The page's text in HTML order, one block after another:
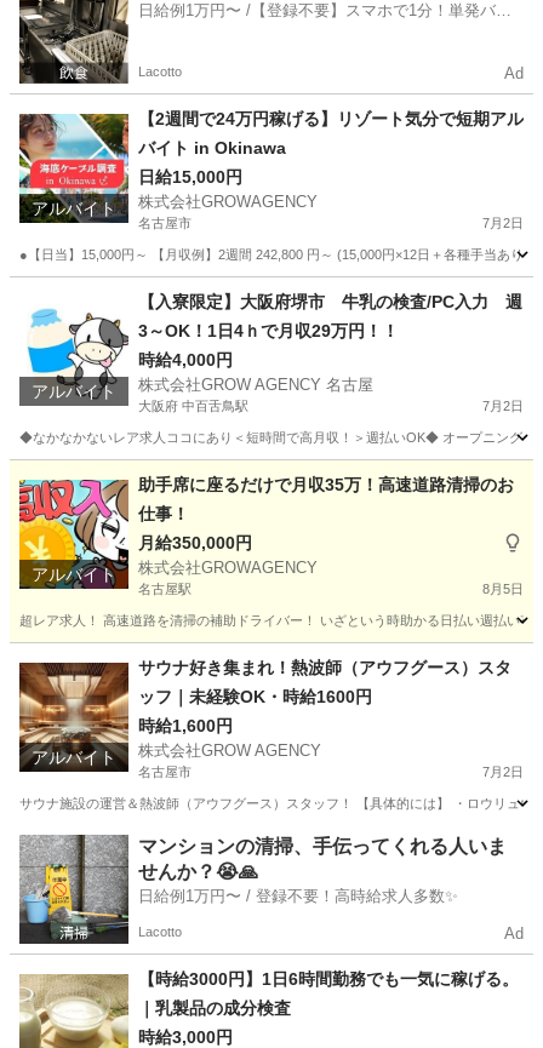
日給例1万円〜 /【登録不要】スマホで1分！単発バイ
Lacotto Ad
アルバイト
【2週間で24万円稼げる】リゾート気分で短期アル
バイト in Okinawa
日給15,000円
株式会社GROWAGENCY
名古屋市 7月2日
●【日当】15,000円～ 【月収例】2週間 242,800 円～ (15,000円×12日＋各種手当あり)
その他 自営業
アルバイト
【入寮限定】大阪府堺市 牛乳の検査/PC入力 週
3～OK！1日4ｈで月収29万円！！
時給4,000円
株式会社GROW AGENCY 名古屋
大阪府 中百舌鳥駅 7月2日
◆なかなかないレア求人ココにあり＜短時間で高月収！＞週払いOK◆ オープニングス
中百舌鳥駅 工場 時給
アルバイト
助手席に座るだけで月収35万！高速道路清掃のお
仕事！
月給350,000円
株式会社GROWAGENCY
名古屋駅 8月5日
超レア求人！ 高速道路を清掃の補助ドライバー！ いざという時助かる日払い週払い
名古屋駅 その他 助手席
アルバイト
サウナ好き集まれ！熱波師（アウフグース）スタ
ッフ｜未経験OK・時給1600円
時給1,600円
株式会社GROW AGENCY
名古屋市 7月2日
サウナ施設の運営＆熱波師（アウフグース）スタッフ！ 【具体的には】 ・ロウリュ
愛知 名古屋市 その他 サウナ
マンションの清掃、手伝ってくれる人いま
せんか？😭🙏
日給例1万円〜 / 登録不要！高時給求人多数✨
Lacotto Ad
【時給3000円】1日6時間勤務でも一気に稼げる。
｜乳製品の成分検査
時給3,000円